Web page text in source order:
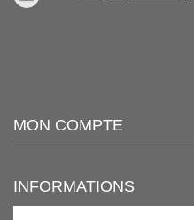
MON COMPTE
INFORMATIONS